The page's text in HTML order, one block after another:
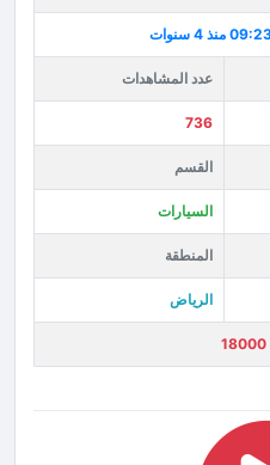
منذ 4 سنوات
عدد المشاهدات
736
القسم
السيارات
المنطقة
الرياض
18000